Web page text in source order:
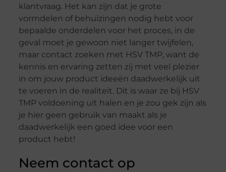
klantvraag. Het kan zijn dat je grote
vormdelen of behuizingen nodig hebt voor
bepaalde onderdelen voor het proces, in de
geval moet je gewoon niet langer twijfelen,
maar contact zoeken met HSV TMP, want de
kennis en ervaring zetten zij met veel plezier
in om jouw product ideeën daadwerkelijk uit
te voeren in de realiteit. Dit is waar ze bij HSV
TMP voldoening uit halen en je zou gek zijn als
je hier geen gebruik van maakt als je
daadwerkelijk een goed idee voor een
product hebt!
Neem contact op